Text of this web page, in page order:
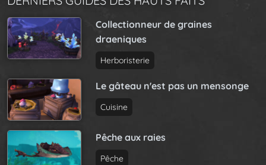
Collectionneur de graines
draeniques
Herboristerie
Le gâteau n'est pas un mensonge
Cuisine
Pêche aux raies
Pêche